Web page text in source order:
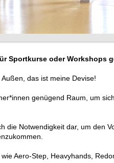
Sportkurse oder Workshops
das ist meine Devise!
genügend Raum, um
die Notwendigkeit dar, um den
Aero-Step, Heavyhands,